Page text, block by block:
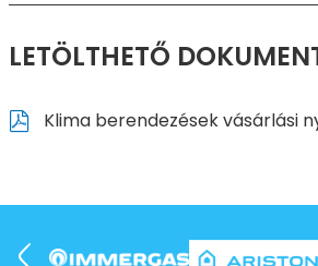
LETÖLTHETŐ
Klima berendezések vásárlási